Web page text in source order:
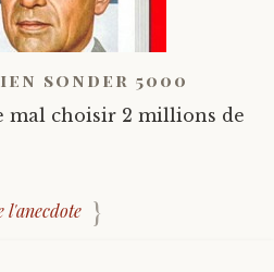
sonder 5000
mal choisir 2 millions de
l'anecdote